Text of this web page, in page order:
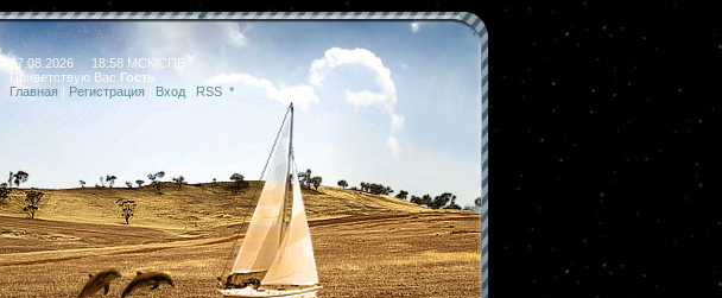
07.08.2026 18:58 МСК/СПБ
Приветствую Вас Гость
Главная | Регистрация | Вход RSS *